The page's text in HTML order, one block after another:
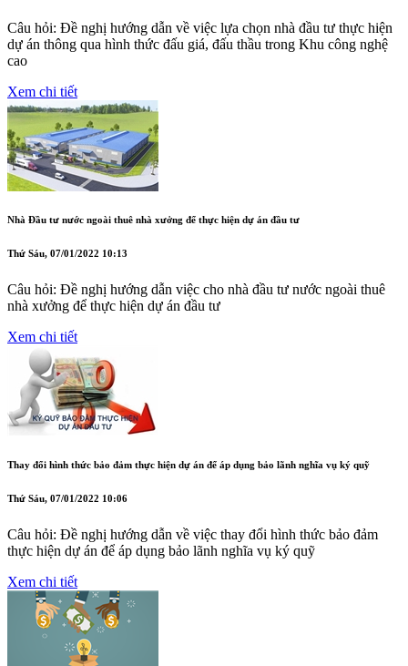
Câu hỏi: Đề nghị hướng dẫn về việc lựa chọn nhà đầu tư thực hiện
dự án thông qua hình thức đấu giá, đấu thầu trong Khu công nghệ
cao
Xem chi tiết
Nhà Đầu tư nước ngoài thuê nhà xưởng để thực hiện dự án đầu tư
Thứ Sáu, 07/01/2022 10:13
Câu hỏi: Đề nghị hướng dẫn việc cho nhà đầu tư nước ngoài thuê
nhà xưởng để thực hiện dự án đầu tư
Xem chi tiết
Thay đổi hình thức bảo đảm thực hiện dự án để áp dụng bảo lãnh nghĩa vụ ký quỹ
Thứ Sáu, 07/01/2022 10:06
Câu hỏi: Đề nghị hướng dẫn về việc thay đổi hình thức bảo đảm
thực hiện dự án để áp dụng bảo lãnh nghĩa vụ ký quỹ
Xem chi tiết